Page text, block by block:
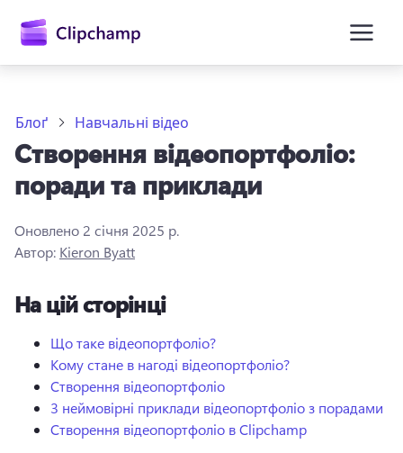
вмісту
Спробувати безкоштовно
Блоґ Навчальні відео
Створення відеопортфоліо:
поради та приклади
Оновлено 2 січня 2025 р.
Автор: Kieron Byatt
На цій сторінці
Що таке відеопортфоліо?
Кому стане в нагоді відеопортфоліо?
Створення відеопортфоліо
3 неймовірні приклади відеопортфоліо з порадами
Створення відеопортфоліо в Clipchamp